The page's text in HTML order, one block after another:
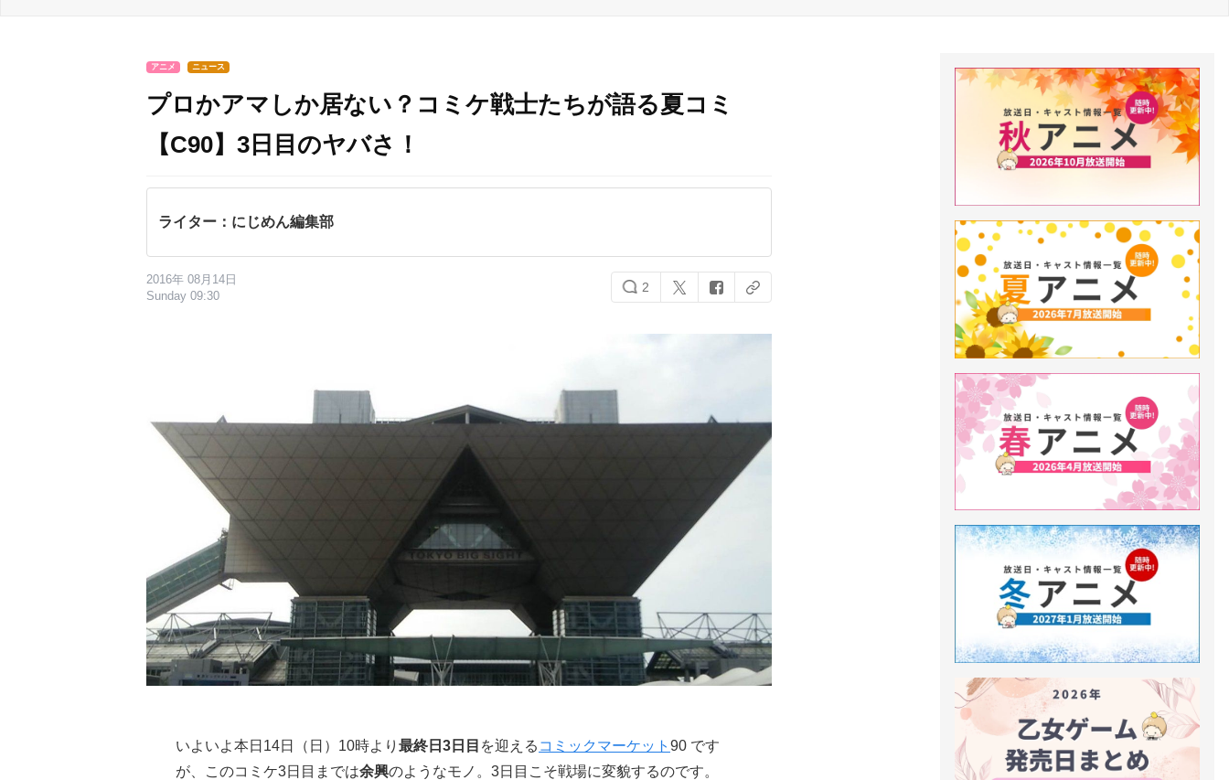
アニメ ニュース
プロかアマしか居ない？コミケ戦士たちが語る夏コミ
【C90】3日目のヤバさ！
ライター：にじめん編集部
2016年 08月14日
Sunday 09:30
2
いよいよ本日14日（日）10時より 最終日3日目 を迎える コミックマーケット 90 です
が、このコミケ3日目までは余興のようなモノ。3日目こそ戦場に変貌するのです。